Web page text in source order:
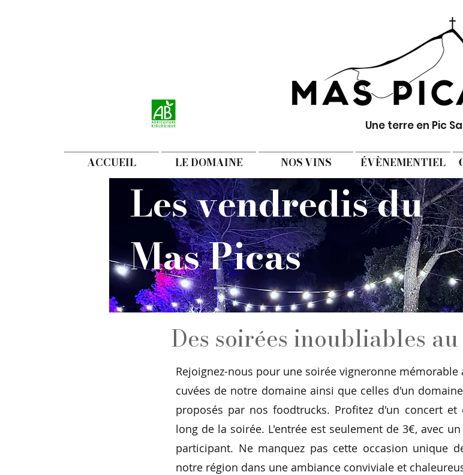
Une terre en Pic
ACCUEIL LE DOMAINE NOS VINS ÉVÈNEMENTIEL
Les vendredis du
Mas Picas
Des soirées inoubliables
Rejoignez-nous pour une soirée vigneronne
cuvées de notre domaine ainsi que celles d'un
proposés par nos foodtrucks. Profitez d'un concert
long de la soirée. L'entrée est seulement de 3€, avec
participant. Ne manquez pas cette occasion unique
notre région dans une ambiance conviviale et